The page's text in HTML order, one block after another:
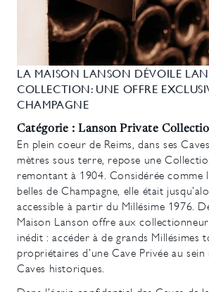
LA MAISON LANSON DÉVOILE
COLLECTION: UNE OFFRE
CHAMPAGNE
Catégorie : Lanson Private
En plein coeur de Reims, dans ses
mètres sous terre, repose une
remontant à 1904. Considérée comme
belles de Champagne, elle était
accessible à partir du Millésime 1976.
Maison Lanson offre aux
inédit : accéder à de grands Millésimes
propriétaires d’une Cave Privée au sein
Caves historiques.